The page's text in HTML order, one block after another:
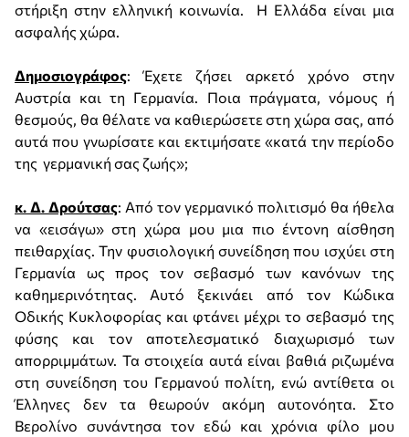
στήριξη στην ελληνική κοινωνία. Η Ελλάδα είναι μια
ασφαλής χώρα.
Δημοσιογράφος: Έχετε ζήσει αρκετό χρόνο στην
Αυστρία και τη Γερμανία. Ποια πράγματα, νόμους ή
θεσμούς, θα θέλατε να καθιερώσετε στη χώρα σας, από
αυτά που γνωρίσατε και εκτιμήσατε «κατά την περίοδο
της γερμανική σας ζωής»;
κ. Δ. Δρούτσας: Από τον γερμανικό πολιτισμό θα ήθελα
να «εισάγω» στη χώρα μου μια πιο έντονη αίσθηση
πειθαρχίας. Την φυσιολογική συνείδηση που ισχύει στη
Γερμανία ως προς τον σεβασμό των κανόνων της
καθημερινότητας. Αυτό ξεκινάει από τον Κώδικα
Οδικής Κυκλοφορίας και φτάνει μέχρι το σεβασμό της
φύσης και τον αποτελεσματικό διαχωρισμό των
απορριμμάτων. Τα στοιχεία αυτά είναι βαθιά ριζωμένα
στη συνείδηση του Γερμανού πολίτη, ενώ αντίθετα οι
Έλληνες δεν τα θεωρούν ακόμη αυτονόητα. Στο
Βερολίνο συνάντησα τον εδώ και χρόνια φίλο μου